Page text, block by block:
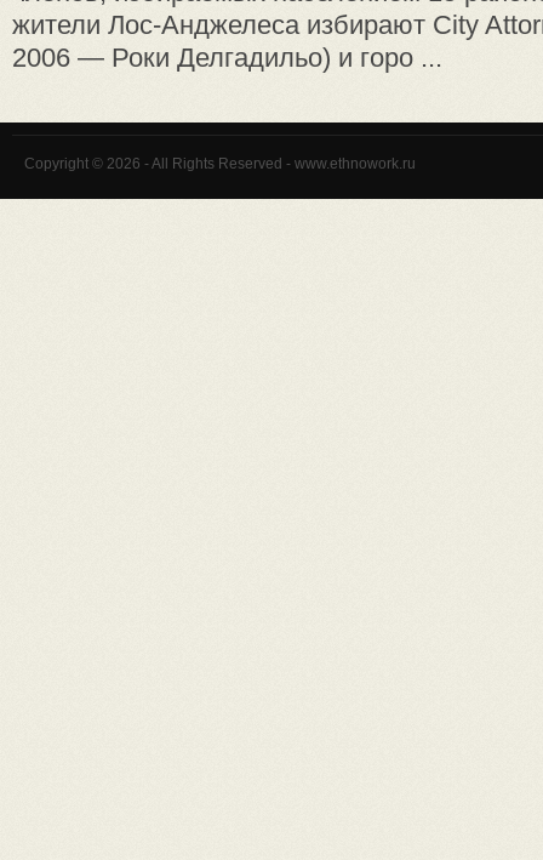
жители Лос-Анджелеса избирают City
2006 — Роки Делгадильо) и горо ...
Copyright © 2026 - All Rights Reserved - www.ethnowork.ru